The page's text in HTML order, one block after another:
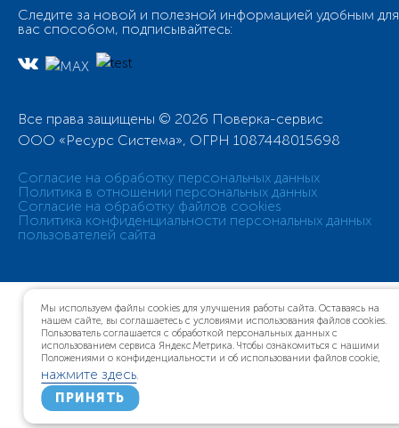
Следите за новой и полезной информацией удобным для
вас способом, подписывайтесь:
Все права защищены © 2026 Поверка-сервис
ООО «Ресурс Система», ОГРН 1087448015698
Согласие на обработку персональных данных
Политика в отношении персональных данных
Согласие на обработку файлов cookies
Политика конфиденциальности персональных данных
пользователей сайта
Мы используем файлы cookies для улучшения работы сайта. Оставаясь на
нашем сайте, вы соглашаетесь с условиями использования файлов cookies.
Пользователь соглашается с обработкой персональных данных с
использованием сервиса Яндекс.Метрика. Чтобы ознакомиться с нашими
Положениями о конфиденциальности и об использовании файлов cookie,
нажмите здесь.
ПРИНЯТЬ